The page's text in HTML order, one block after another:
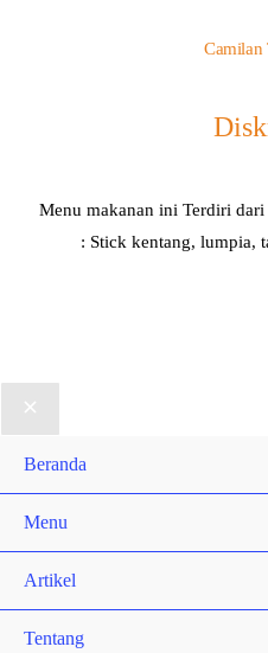
Camilan
Menu makanan ini Terdiri dari
: Stick kentang, lumpia,
Beranda
Menu
Artikel
Tentang